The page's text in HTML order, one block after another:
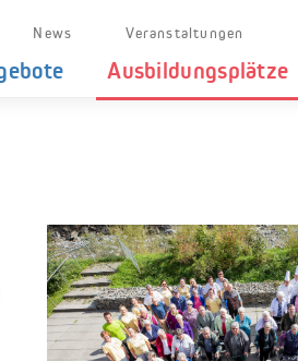
News Veranstaltungen
Ausbildungsplätze